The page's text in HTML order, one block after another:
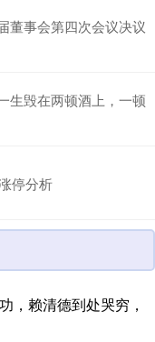
董事会第四次会议决议
生毁在两顿酒上，一顿
停分析
，赖清德到处哭穷，